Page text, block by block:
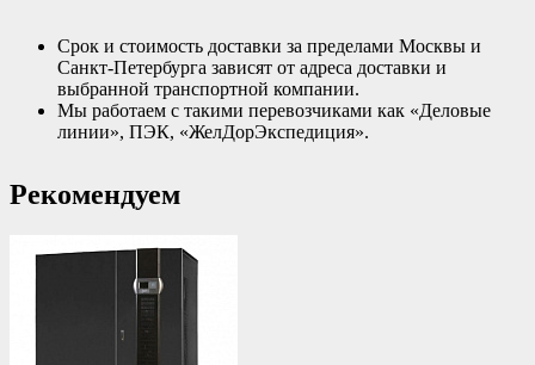
Срок и стоимость доставки за пределами Москвы и
Санкт-Петербурга зависят от адреса доставки и
выбранной транспортной компании.
Мы работаем с такими перевозчиками как «Деловые
линии», ПЭК, «ЖелДорЭкспедиция».
Рекомендуем